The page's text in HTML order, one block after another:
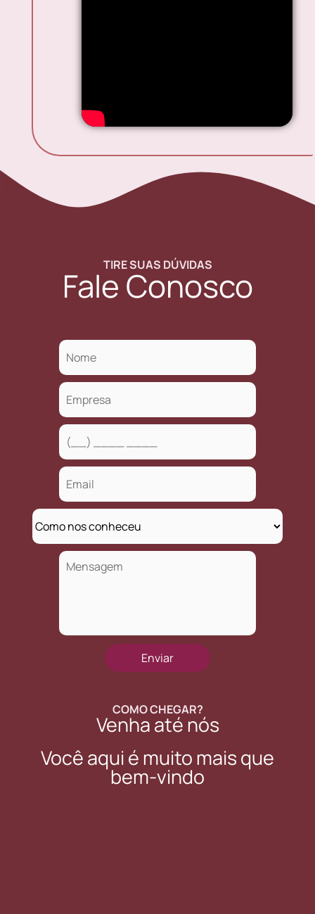
TIRE SUAS DÚVIDAS
Fale Conosco
COMO CHEGAR?
Venha até nós
Você aqui é muito mais que
bem-vindo